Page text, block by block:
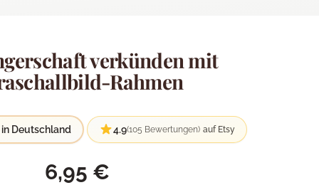
verkünden mit
Rahmen
Deutschland 4.9(105 Bewertungen) auf Etsy
6,95 €